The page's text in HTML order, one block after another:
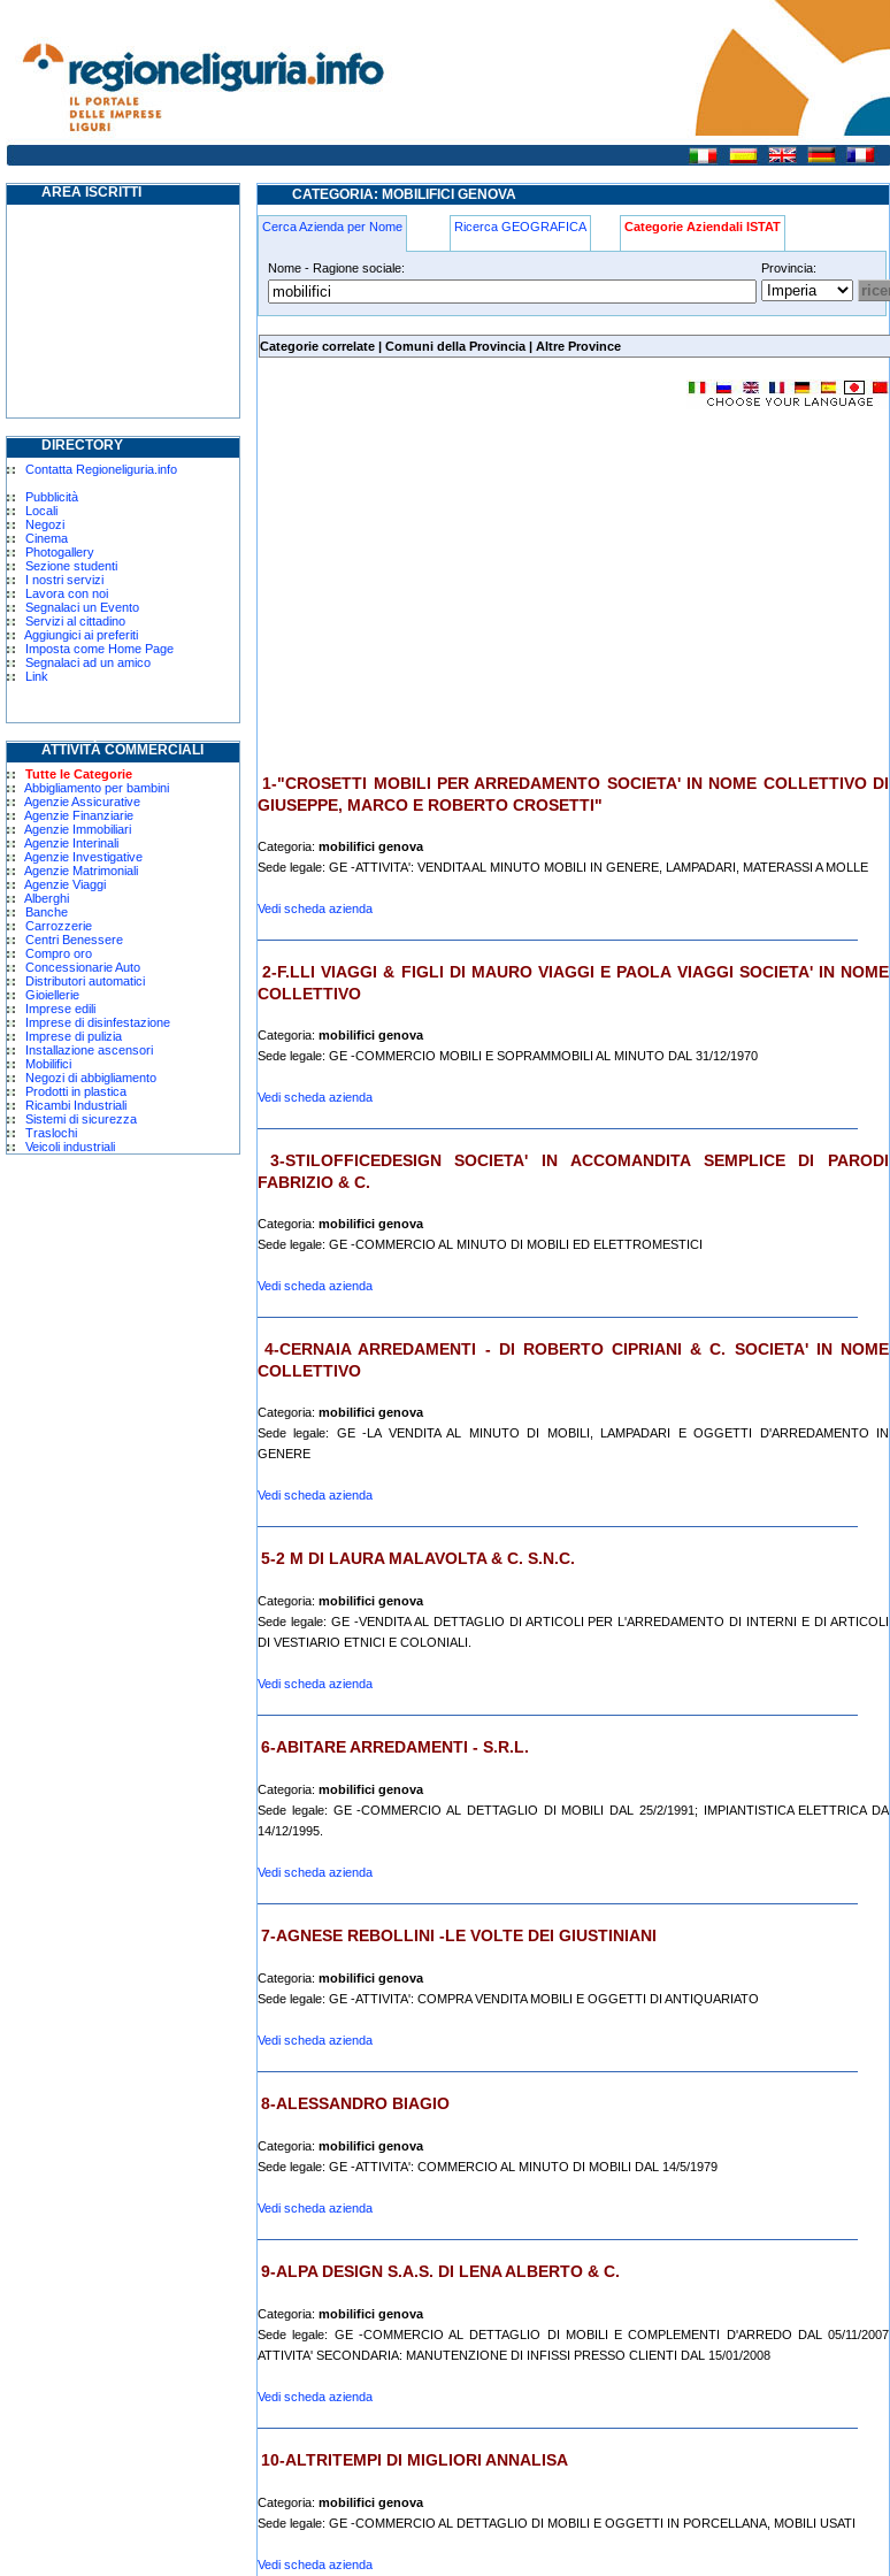
mobilifici genova
AREA ISCRITTI
DIRECTORY
Contatta Regioneliguria.info
Pubblicità
Locali
Negozi
Cinema
Photogallery
Sezione studenti
I nostri servizi
Lavora con noi
Segnalaci un Evento
Servizi al cittadino
Aggiungici ai preferiti
Imposta come Home Page
Segnalaci ad un amico
Link
ATTIVITÀ COMMERCIALI
Tutte le Categorie
Abbigliamento per bambini
Agenzie Assicurative
Agenzie Finanziarie
Agenzie Immobiliari
Agenzie Interinali
Agenzie Investigative
Agenzie Matrimoniali
Agenzie Viaggi
Alberghi
Banche
Carrozzerie
Centri Benessere
Compro oro
Concessionarie Auto
Distributori automatici
Gioiellerie
Imprese edili
Imprese di disinfestazione
Imprese di pulizia
Installazione ascensori
Mobilifici
Negozi di abbigliamento
Prodotti in plastica
Ricambi Industriali
Sistemi di sicurezza
Traslochi
Veicoli industriali
CATEGORIA: MOBILIFICI GENOVA
Cerca Azienda per Nome Ricerca GEOGRAFICA Categorie Aziendali ISTAT
Nome - Ragione sociale: Provincia:
mobilifici genova
Categorie correlate | Comuni della Provincia | Altre Province
1-"CROSETTI MOBILI PER ARREDAMENTO SOCIETA' IN NOME COLLETTIVO DI
GIUSEPPE, MARCO E ROBERTO CROSETTI"
Categoria: mobilifici genova
Sede legale: GE -ATTIVITA': VENDITA AL MINUTO MOBILI IN GENERE, LAMPADARI, MATERASSI A MOLLE
Vedi scheda azienda
2-F.LLI VIAGGI & FIGLI DI MAURO VIAGGI E PAOLA VIAGGI SOCIETA' IN NOME
COLLETTIVO
Categoria: mobilifici genova
Sede legale: GE -COMMERCIO MOBILI E SOPRAMMOBILI AL MINUTO DAL 31/12/1970
Vedi scheda azienda
3-STILOFFICEDESIGN SOCIETA' IN ACCOMANDITA SEMPLICE DI PARODI
FABRIZIO & C.
Categoria: mobilifici genova
Sede legale: GE -COMMERCIO AL MINUTO DI MOBILI ED ELETTROMESTICI
Vedi scheda azienda
4-CERNAIA ARREDAMENTI - DI ROBERTO CIPRIANI & C. SOCIETA' IN NOME
COLLETTIVO
Categoria: mobilifici genova
Sede legale: GE -LA VENDITA AL MINUTO DI MOBILI, LAMPADARI E OGGETTI D'ARREDAMENTO IN
GENERE
Vedi scheda azienda
5-2 M DI LAURA MALAVOLTA & C. S.N.C.
Categoria: mobilifici genova
Sede legale: GE -VENDITA AL DETTAGLIO DI ARTICOLI PER L'ARREDAMENTO DI INTERNI E DI ARTICOLI
DI VESTIARIO ETNICI E COLONIALI.
Vedi scheda azienda
6-ABITARE ARREDAMENTI - S.R.L.
Categoria: mobilifici genova
Sede legale: GE -COMMERCIO AL DETTAGLIO DI MOBILI DAL 25/2/1991; IMPIANTISTICA ELETTRICA DA
14/12/1995.
Vedi scheda azienda
7-AGNESE REBOLLINI -LE VOLTE DEI GIUSTINIANI
Categoria: mobilifici genova
Sede legale: GE -ATTIVITA': COMPRA VENDITA MOBILI E OGGETTI DI ANTIQUARIATO
Vedi scheda azienda
8-ALESSANDRO BIAGIO
Categoria: mobilifici genova
Sede legale: GE -ATTIVITA': COMMERCIO AL MINUTO DI MOBILI DAL 14/5/1979
Vedi scheda azienda
9-ALPA DESIGN S.A.S. DI LENA ALBERTO & C.
Categoria: mobilifici genova
Sede legale: GE -COMMERCIO AL DETTAGLIO DI MOBILI E COMPLEMENTI D'ARREDO DAL 05/11/2007
ATTIVITA' SECONDARIA: MANUTENZIONE DI INFISSI PRESSO CLIENTI DAL 15/01/2008
Vedi scheda azienda
10-ALTRITEMPI DI MIGLIORI ANNALISA
Categoria: mobilifici genova
Sede legale: GE -COMMERCIO AL DETTAGLIO DI MOBILI E OGGETTI IN PORCELLANA, MOBILI USATI
Vedi scheda azienda